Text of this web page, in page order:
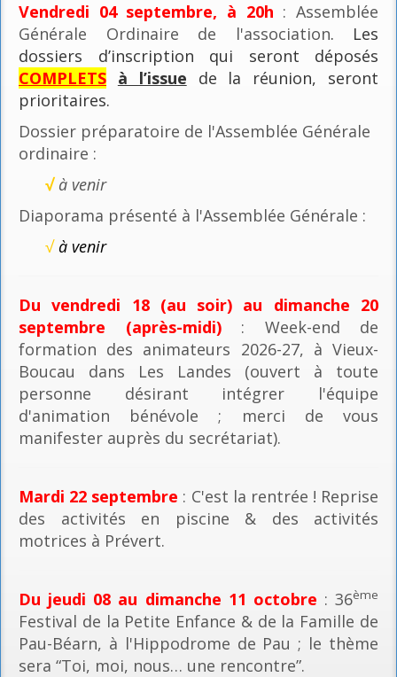
Vendredi 04 septembre, à 20h : Assemblée
Générale Ordinaire de l'association. Les
dossiers d’inscription qui seront déposés
COMPLETS à l’issue de la réunion, seront
prioritaires.
Dossier préparatoire de l'Assemblée Générale
ordinaire :
√ à venir
Diaporama présenté à l'Assemblée Générale :
√à venir
Du vendredi 18 (au soir) au dimanche 20
septembre (après-midi): Week-end de
formation des animateurs 2026-27, à Vieux-
Boucau dans Les Landes (ouvert à toute
personne désirant intégrer l'équipe
d'animation bénévole ; merci de vous
manifester auprès du secrétariat).
Mardi 22 septembre : C'est la rentrée ! Reprise
des activités en piscine & des activités
motrices à Prévert.
Du jeudi 08 au dimanche 11 octobre : 36ème
Festival de la Petite Enfance & de la Famille de
Pau-Béarn, à l'Hippodrome de Pau ; le thème
sera “Toi, moi, nous… une rencontre”.